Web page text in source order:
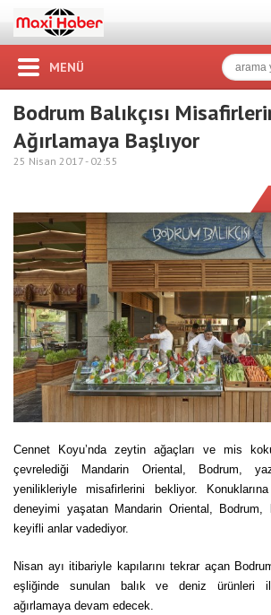
MENÜ
Bodrum Balıkçısı
Ağırlamaya Başlıyor
25 Nisan 2017 - 02:55
Cennet Koyu’nda zeytin ağaçları ve mis
çevrelediği
Mandarin Oriental, Bodrum ,
yenilikleriyle misafirlerini bekliyor.
deneyimi yaşatan Mandarin Oriental, Bodrum,
keyifli anlar vadediyor.
Nisan ayı itibariyle kapılarını tekrar açan
eşliğinde sunulan balık ve deniz ürünleri
ağırlamaya devam edecek.